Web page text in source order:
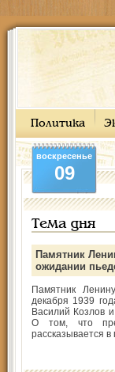
Политика
воскресенье
09
Тема дня
Памятник
ожидании
Памятник
декабря 1939
Василий Козлов
О том, что
рассказывается в